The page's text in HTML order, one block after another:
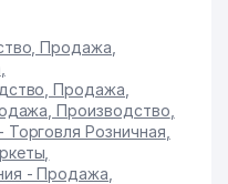
Продажа
Продажа
Производство
Розничная
- Продажа